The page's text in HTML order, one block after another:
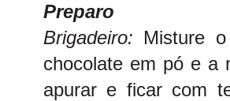
Preparo
Brigadeiro: Misture
chocolate em pó e a
apurar e ficar com